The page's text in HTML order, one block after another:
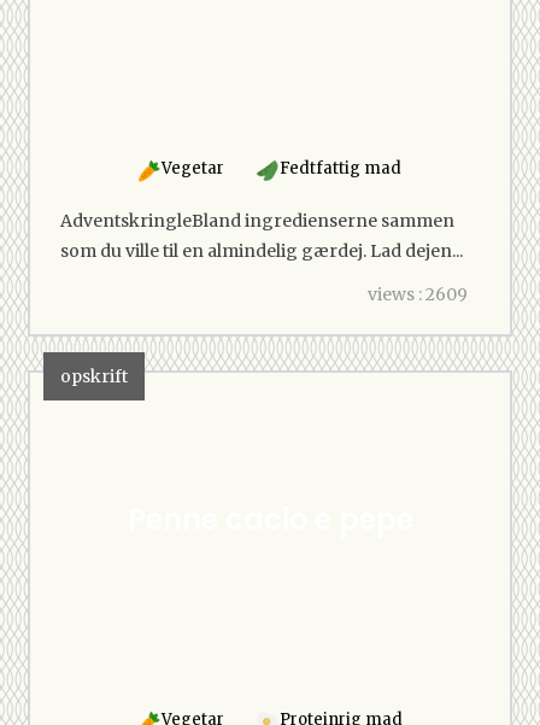
Vegetar Fedtfattig mad
AdventskringleBland ingredienserne sammen
som du ville til en almindelig gærdej. Lad dejen...
views : 2609
opskrift
Vegetar Proteinrig mad